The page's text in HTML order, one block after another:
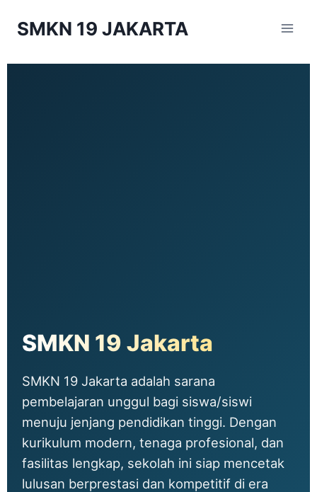
SMKN 19 JAKARTA
SMKN 19 Jakarta
SMKN 19 Jakarta adalah sarana
pembelajaran unggul bagi siswa/siswi
menuju jenjang pendidikan tinggi. Dengan
kurikulum modern, tenaga profesional, dan
fasilitas lengkap, sekolah ini siap mencetak
lulusan berprestasi dan kompetitif di era